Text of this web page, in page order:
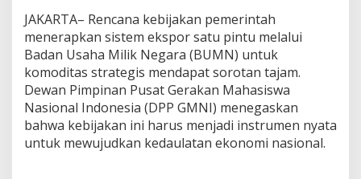
u
m
e
n
K
e
d
a
u
l
JAKARTA– Rencana kebijakan pemerintah
menerapkan sistem ekspor satu pintu melalui
Badan Usaha Milik Negara (BUMN) untuk
komoditas strategis mendapat sorotan tajam.
Dewan Pimpinan Pusat Gerakan Mahasiswa
Nasional Indonesia (DPP GMNI) menegaskan
bahwa kebijakan ini harus menjadi instrumen nyata
untuk mewujudkan kedaulatan ekonomi nasional.